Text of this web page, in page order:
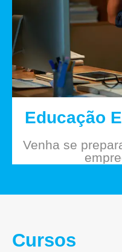
Educação
Venha se
Cursos